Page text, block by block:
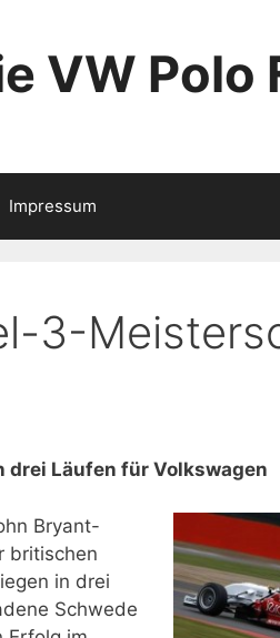
VW Polo
Impressum
3-
Läufen für Volkswagen
Bryant-
britischen
in drei
Schwede